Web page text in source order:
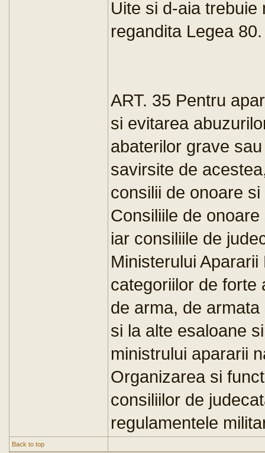
Uite si d-aia
regandita Legea 80.
ART. 35 Pentru
si evitarea
abaterilor grave
savirsite de
consilii de onoare
Consiliile de
iar consiliile de
Ministerului
categoriilor de forte
de arma, de
si la alte esaloane
ministrului apararii
Organizarea si
consiliilor de
regulamentele
Back to top